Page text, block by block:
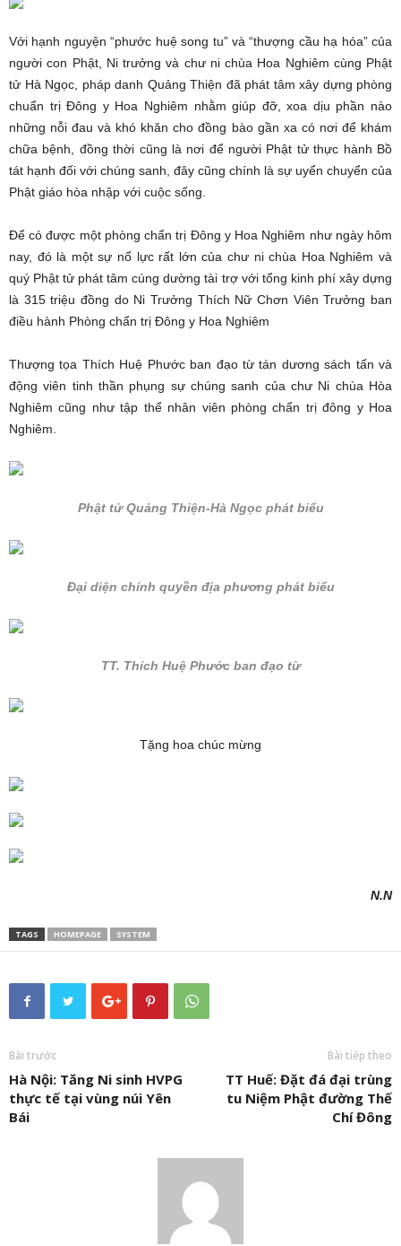
Với hạnh nguyện “phước huệ song tu” và “thượng cầu hạ hóa” của
người con Phật, Ni trưởng và chư ni chùa Hoa Nghiêm cùng Phật
tử Hà Ngọc, pháp danh Quảng Thiện đã phát tâm xây dựng phòng
chuẩn trị Đông y Hoa Nghiêm nhằm giúp đỡ, xoa dịu phần nào
những nỗi đau và khó khăn cho đồng bào gần xa có nơi để khám
chữa bệnh, đồng thời cũng là nơi để người Phật tử thực hành Bồ
tát hạnh đối với chúng sanh, đây cũng chính là sự uyển chuyển của
Phật giáo hòa nhập với cuộc sống.
Để có được một phòng chẩn trị Đông y Hoa Nghiêm như ngày hôm
nay, đó là một sự nổ lực rất lớn của chư ni chùa Hoa Nghiêm và
quý Phật tử phát tâm cúng dường tài trợ với tổng kinh phí xây dựng
là 315 triệu đồng do Ni Trưởng Thích Nữ Chơn Viên Trưởng ban
điều hành Phòng chẩn trị Đông y Hoa Nghiêm
Thượng tọa Thích Huệ Phước ban đạo từ tán dương sách tấn và
động viên tinh thần phụng sự chúng sanh của chư Ni chùa Hòa
Nghiêm cũng như tập thể nhân viên phòng chẩn trị đông y Hoa
Nghiêm.
Phật tử Quảng Thiện-Hà Ngọc phát biểu
Đại diện chính quyền địa phương phát biểu
TT. Thích Huệ Phước ban đạo từ
Tặng hoa chúc mừng
N.N
TAGS HOMEPAGE SYSTEM
Bài trước
Hà Nội: Tăng Ni sinh HVPG
thực tế tại vùng núi Yên
Bái
Bài tiếp theo
TT Huế: Đặt đá đại trùng
tu Niệm Phật đường Thế
Chí Đông